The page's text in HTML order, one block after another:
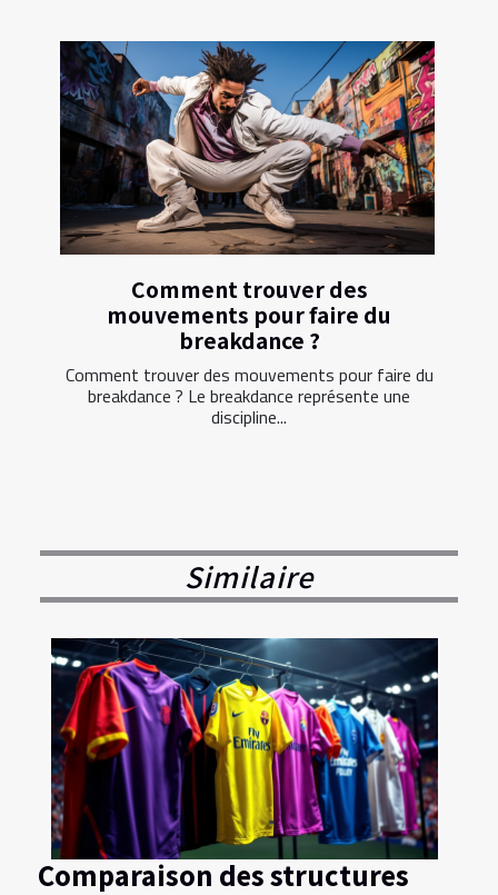
Comment trouver des
mouvements pour faire du
breakdance ?
Comment trouver des mouvements pour faire du
breakdance ? Le breakdance représente une
discipline...
Similaire
Comparaison des structures